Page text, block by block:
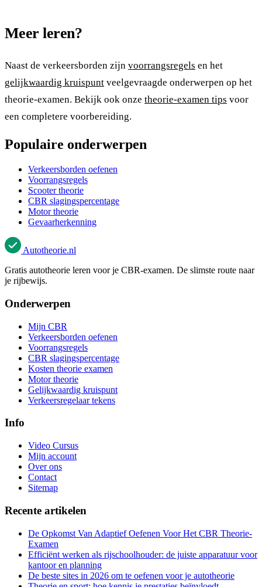
Meer leren?
Naast de verkeersborden zijn voorrangsregels en het
gelijkwaardig kruispunt veelgevraagde onderwerpen op het
theorie-examen. Bekijk ook onze theorie-examen tips voor
een completere voorbereiding.
Populaire onderwerpen
Verkeersborden oefenen
Voorrangsregels
Scooter theorie
CBR slagingspercentage
Motor theorie
Gevaarherkenning
Autotheorie.nl
Gratis autotheorie leren voor je CBR-examen. De slimste route naar
je rijbewijs.
Onderwerpen
Mijn CBR
Verkeersborden oefenen
Voorrangsregels
CBR slagingspercentage
Kosten theorie examen
Motor theorie
Gelijkwaardig kruispunt
Verkeersregelaar tekens
Info
Video Cursus
Mijn account
Over ons
Contact
Sitemap
Recente artikelen
De Opkomst Van Adaptief Oefenen Voor Het CBR Theorie-
Examen
Efficiënt werken als rijschoolhouder: de juiste apparatuur voor
kantoor en planning
De beste sites in 2026 om te oefenen voor je autotheorie